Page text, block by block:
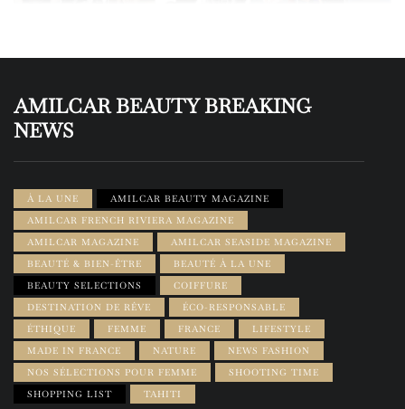
AMILCAR BEAUTY BREAKING
NEWS
À LA UNE
AMILCAR BEAUTY MAGAZINE
AMILCAR FRENCH RIVIERA MAGAZINE
AMILCAR MAGAZINE
AMILCAR SEASIDE MAGAZINE
BEAUTÉ & BIEN-ÊTRE
BEAUTÉ À LA UNE
BEAUTY SELECTIONS
COIFFURE
DESTINATION DE RÊVE
ÉCO-RESPONSABLE
ÉTHIQUE
FEMME FRANCE
LIFESTYLE
MADE IN FRANCE
NATURE
NEWS FASHION
NOS SÉLECTIONS POUR FEMME
SHOOTING TIME
SHOPPING LIST
TAHITI